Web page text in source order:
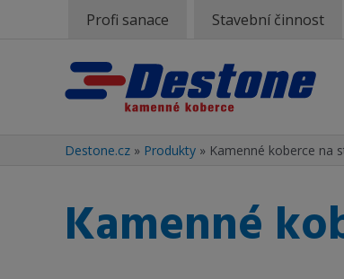
Profi sanace Stavební činnost
Destone.cz » Produkty » Kamenné koberce na
Kamenné